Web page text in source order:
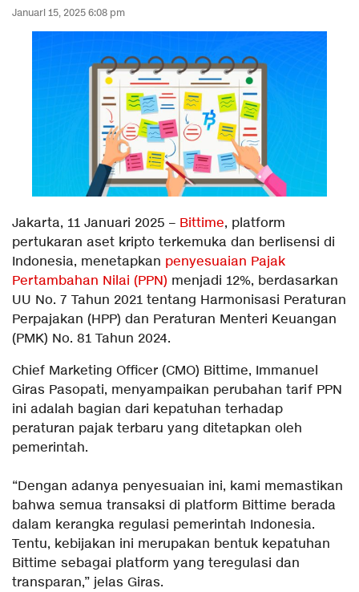
Januari 15, 2025 6:08 pm
Jakarta, 11 Januari 2025 – Bittime, platform
pertukaran aset kripto terkemuka dan berlisensi di
Indonesia, menetapkan penyesuaian Pajak
Pertambahan Nilai (PPN) menjadi 12%, berdasarkan
UU No. 7 Tahun 2021 tentang Harmonisasi Peraturan
Perpajakan (HPP) dan Peraturan Menteri Keuangan
(PMK) No. 81 Tahun 2024.
Chief Marketing Officer (CMO) Bittime, Immanuel
Giras Pasopati, menyampaikan perubahan tarif PPN
ini adalah bagian dari kepatuhan terhadap
peraturan pajak terbaru yang ditetapkan oleh
pemerintah.
“Dengan adanya penyesuaian ini, kami memastikan
bahwa semua transaksi di platform Bittime berada
dalam kerangka regulasi pemerintah Indonesia.
Tentu, kebijakan ini merupakan bentuk kepatuhan
Bittime sebagai platform yang teregulasi dan
transparan,” jelas Giras.